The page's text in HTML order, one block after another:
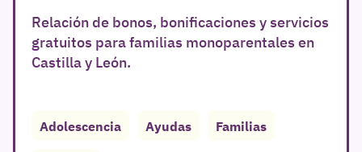
Relación de bonos, bonificaciones y servicios
gratuitos para familias monoparentales en
Castilla y León.
Adolescencia Ayudas Familias